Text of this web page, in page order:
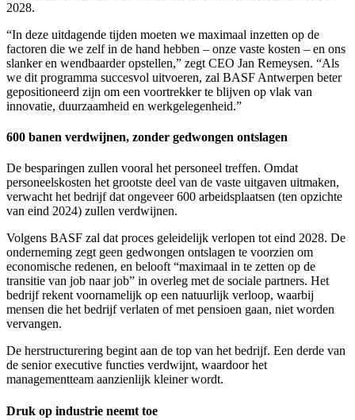
2028.
“In deze uitdagende tijden moeten we maximaal inzetten op de
factoren die we zelf in de hand hebben – onze vaste kosten – en ons
slanker en wendbaarder opstellen,” zegt CEO Jan Remeysen. “Als
we dit programma succesvol uitvoeren, zal BASF Antwerpen beter
gepositioneerd zijn om een voortrekker te blijven op vlak van
innovatie, duurzaamheid en werkgelegenheid.”
600 banen verdwijnen, zonder gedwongen ontslagen
De besparingen zullen vooral het personeel treffen. Omdat
personeelskosten het grootste deel van de vaste uitgaven uitmaken,
verwacht het bedrijf dat ongeveer 600 arbeidsplaatsen (ten opzichte
van eind 2024) zullen verdwijnen.
Volgens BASF zal dat proces geleidelijk verlopen tot eind 2028. De
onderneming zegt geen gedwongen ontslagen te voorzien om
economische redenen, en belooft “maximaal in te zetten op de
transitie van job naar job” in overleg met de sociale partners. Het
bedrijf rekent voornamelijk op een natuurlijk verloop, waarbij
mensen die het bedrijf verlaten of met pensioen gaan, niet worden
vervangen.
De herstructurering begint aan de top van het bedrijf. Een derde van
de senior executive functies verdwijnt, waardoor het
managementteam aanzienlijk kleiner wordt.
Druk op industrie neemt toe